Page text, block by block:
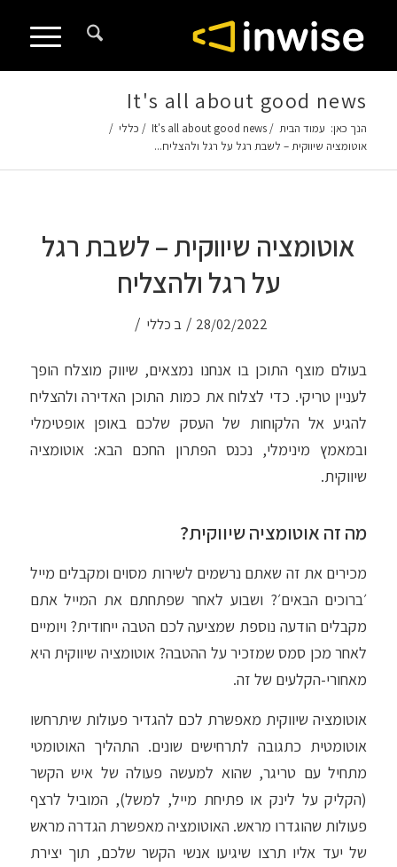
It's all about good news
הנך כאן: עמוד הבית /
It's all about good news
/ כללי /
אוטומציה שיווקית – לשבת רגל על רגל ולהצליח...
אוטומציה שיווקית – לשבת רגל
על רגל ולהצליח
28/02/2022
/ ב כללי /
בעולם מוצף התוכן בו אנחנו נמצאים, שיווק מוצלח הופך
לעניין טריקי. כדי לצלוח את כמות התוכן האדירה ולהצליח
להגיע אל הלקוחות של העסק שלכם באופן אופטימלי
ובמאמץ מינימלי, נכנס הפתרון החכם הבא: אוטומציה
שיווקית.
מה זה אוטומציה שיווקית?
מכירים את זה שאתם נרשמים לשירות מסוים ומקבלים מייל
׳ברוכים הבאים׳? ושבוע לאחר שפתחתם את המייל אתם
מקבלים הודעה נוספת שמציעה לכם הטבה ייחודית? ויומיים
לאחר מכן סמס שמזכיר על ההטבה? אוטומציה שיווקית היא
מאחורי-הקלעים של זה.
אוטומציה שיווקית מאפשרת לכם להגדיר פעולות שיתרחשו
אוטומטית כתגובה לתרחישים שונים. התהליך האוטומטי
מתחיל עם טריגר, שהוא למעשה פעולה של איש הקשר
(הקליק על לינק או פתיחת מייל, למשל), המוביל לרצף
פעולות שהוגדרו מראש. האוטומציה מאפשרת הגדרה מראש
של יעד אליו תרצו שיגיעו אנשי הקשר שלכם, תוך יצירת